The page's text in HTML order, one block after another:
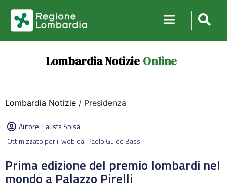
Lombardia Notizie Online
Lombardia Notizie / Presidenza
Autore:Fausta Sbisà
Ottimizzato per il web da: Paolo Guido Bassi
Prima edizione del premio lombardi nel
mondo a Palazzo Pirelli